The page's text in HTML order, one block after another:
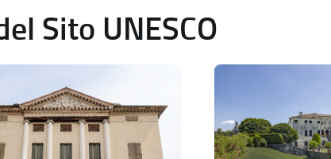
Sito UNESCO